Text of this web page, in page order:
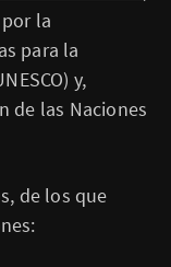
la
para la
y,
de las Naciones
de los que